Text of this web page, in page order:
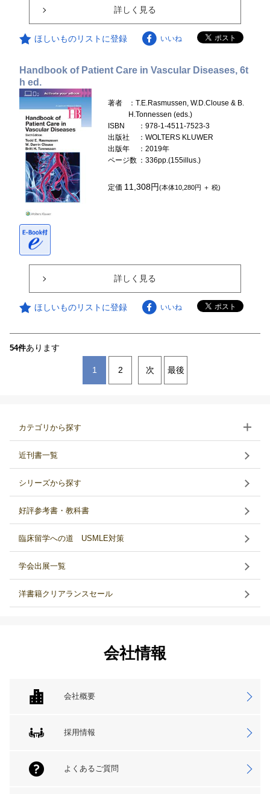
詳しく見る
ほしいものリストに登録 いいね
Handbook of Patient Care in Vascular Diseases, 6t
h ed.
著者
：T.E.Rasmussen, W.D.Clouse & B.
H.Tonnessen (eds.)
ISBN
：978-1-4511-7523-3
出版社
：WOLTERS KLUWER
出版年
：2019年
ページ数 ：336pp.(155illus.)
定価 11,308円(本体10,280円 ＋ 税)
詳しく見る
ほしいものリストに登録 いいね
54件あります
1 2 次 最後
カテゴリから探す
近刊書一覧
シリーズから探す
好評参考書・教科書
臨床留学への道 USMLE対策
学会出展一覧
洋書籍クリアランスセール
会社情報
会社概要
採用情報
よくあるご質問